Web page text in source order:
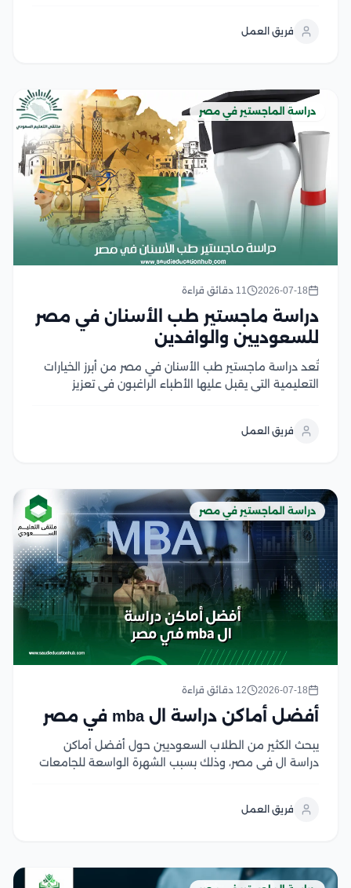
جامعة أكتوبر فرصة مهمة للراغبين في...
فريق العمل
دراسة الماجستير في مصر
2026-07-18 11 دقائق قراءة
دراسة ماجستير طب الأسنان في مصر
للسعوديين والوافدين
تُعد دراسة ماجستير طب الأسنان في مصر من أبرز الخيارات
التعليمية التي يقبل عليها الأطباء الراغبون في تعزيز
تخصصات طب الأسنان، تجمع بين الدراسة الأكاديمية...
فريق العمل
دراسة الماجستير في مصر
2026-07-18 12 دقائق قراءة
أفضل أماكن دراسة ال mba في مصر
يبحث الكثير من الطلاب السعوديين حول أفضل أماكن
دراسة ال في مصر، وذلك بسبب الشهرة الواسعة للجامعات
تسعى الجامعات المصرية إلى إعداد...
فريق العمل